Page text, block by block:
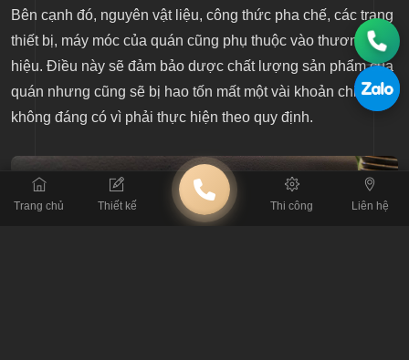
Bên cạnh đó, nguyên vật liệu, công thức pha chế, các trang
thiết bị, máy móc của quán cũng phụ thuộc vào thương
hiệu. Điều này sẽ đảm bảo dược chất lượng sản phẩm của
quán nhưng cũng sẽ bị hao tốn mất một vài khoản chi phí
không đáng có vì phải thực hiện theo quy định.
Trang chủ Thiết kế Thi công Liên hệ